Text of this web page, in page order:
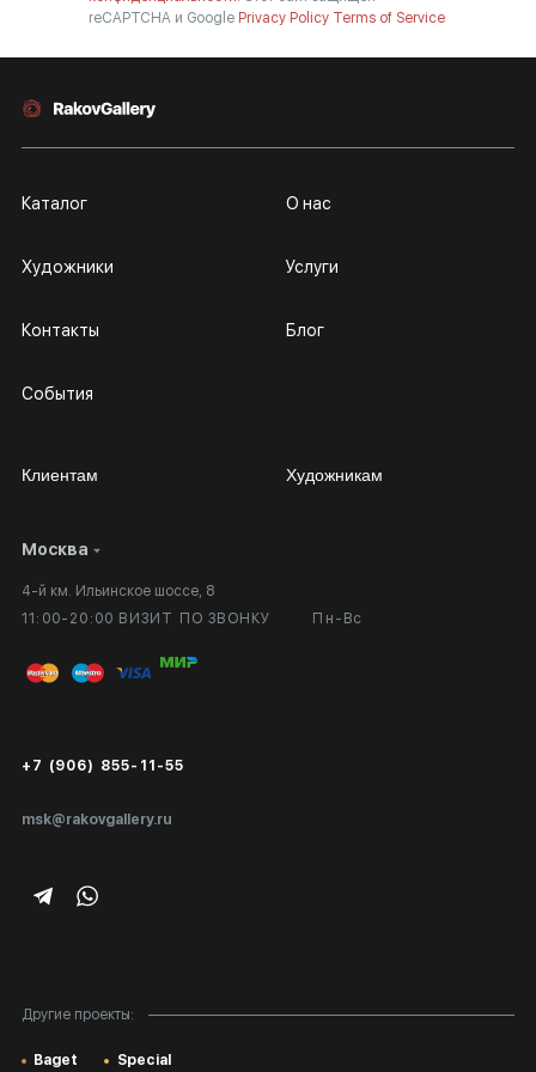
reCAPTCHA и Google Privacy Policy Terms of Service
Москва
4-й км. Ильинское шоссе, 8
11:00-20:00 ВИЗИТ ПО ЗВОНКУ
Пн-Вс
msk@rakovgallery.ru
+7 (906) 855-11-55
Каталог
Художники
Контакты
События
О нас
Услуги
Блог
Другие проекты:
Baget Special
Клиентам
Личный кабинет
Вопросы и ответы
Публичная оферта
Экспертиза/Вывоз за границу
Подарочные сертификаты
Художникам
Сотрудничество
Выставка в галерее